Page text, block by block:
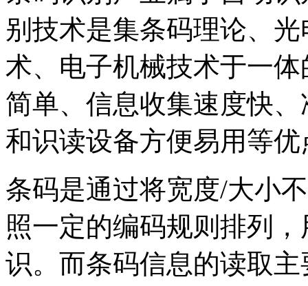
别技术是集条码理论、
术、电子机械技术于一
简单、信息收集速度快
和识读设备方便易用等优
条码是通过将宽度/大小
照一定的编码规则排列
识。而条码信息的读取